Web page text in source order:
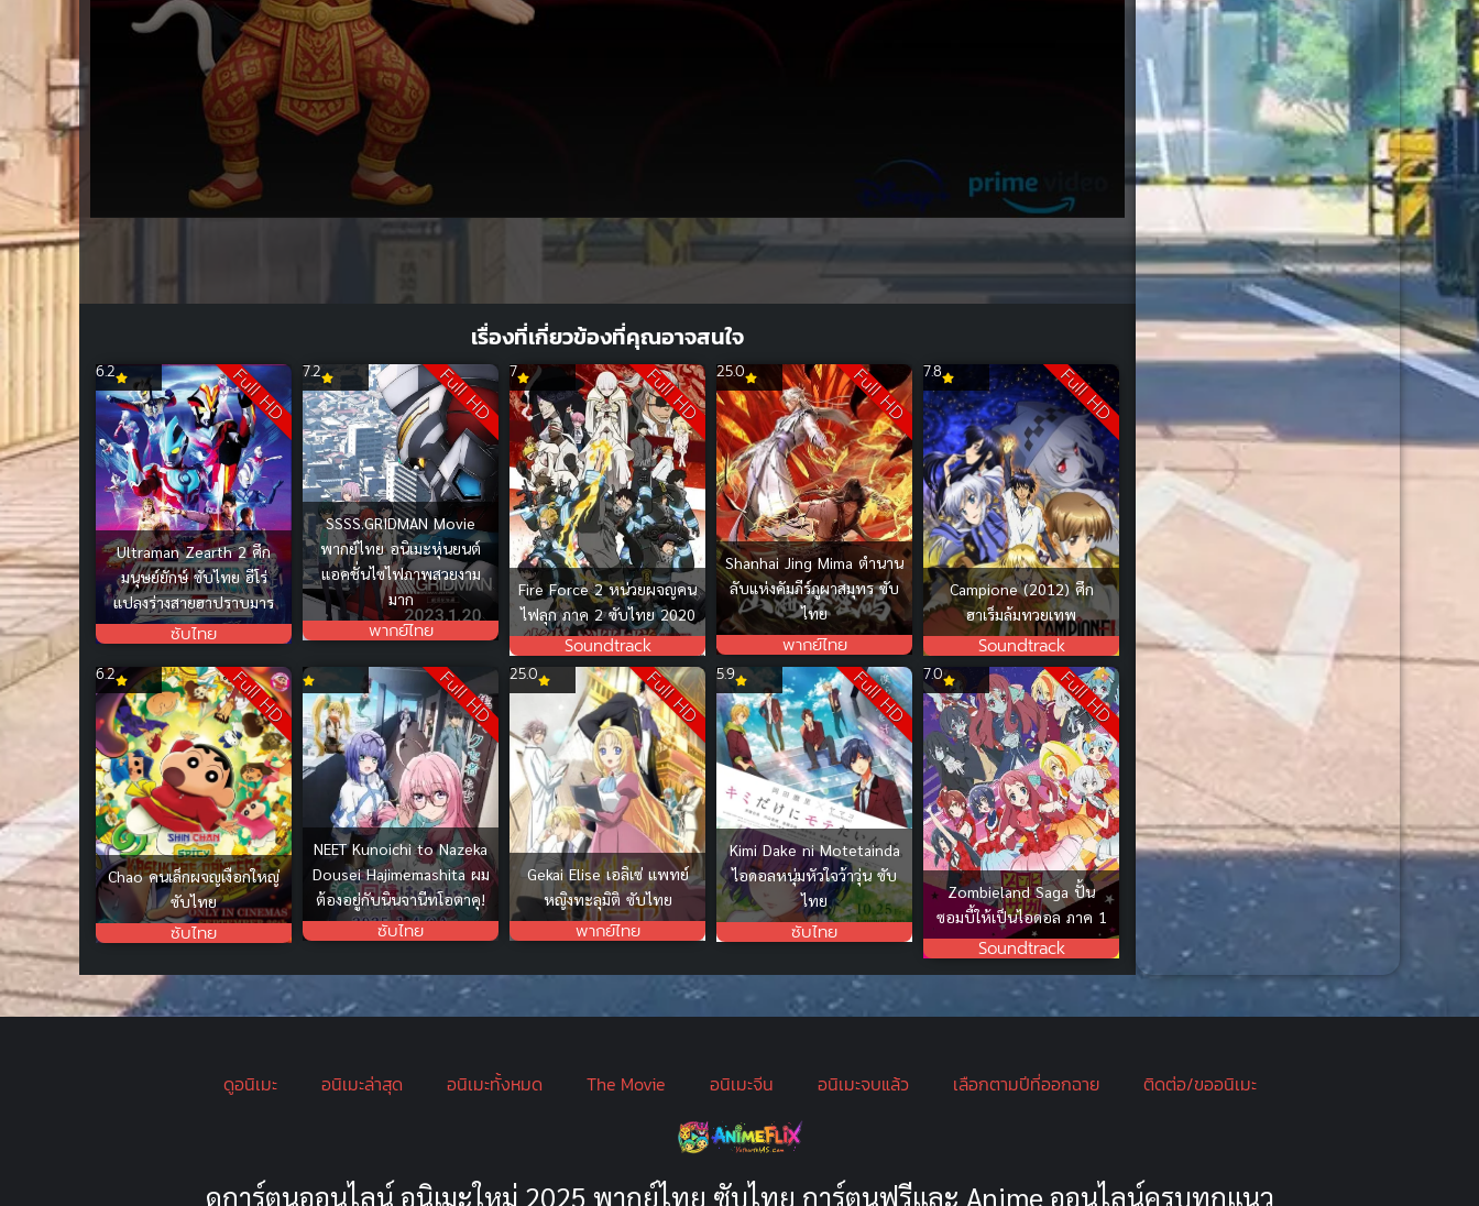
เรื่องที่เกี่ยวข้องที่คุณอาจสนใจ
Full HD
Ultraman Zearth 2 ศึก
มนุษย์ยักษ์ ซับไทย ฮีโร่
แปลงร่างสายฮาปราบมาร
ซับไทย
6.2 Full HD
SSSS.GRIDMAN Movie
พากย์ไทย อนิเมะหุ่นยนต์
แอคชั่นไซไฟภาพสวยงาม
มาก
พากย์ไทย
7.2 Full HD
Fire Force 2 หน่วยผจญคน
ไฟลุก ภาค 2 ซับไทย 2020
Soundtrack
7 Full HD
Shanhai Jing Mima ตำนาน
ลับแห่งคัมภีร์ภูผาสมุทร ซับ
ไทย
พากย์ไทย
25.0 Full HD
Campione (2012) ศึก
ฮาเร็มล้มทวยเทพ
Soundtrack
7.8
Full HD
Chao คนเล็กผจญเงือกใหญ่
ซับไทย
ซับไทย
6.2 Full HD
NEET Kunoichi to Nazeka
Dousei Hajimemashita ผม
ต้องอยู่กับนินจานีทโอตาคุ!
ซับไทย
Full HD
Gekai Elise เอลิเซ่ แพทย์
หญิงทะลุมิติ ซับไทย
พากย์ไทย
25.0 Full HD
Kimi Dake ni Motetainda
ไอดอลหนุ่มหัวใจว้าวุ่น ซับ
ไทย
ซับไทย
5.9 Full HD
Zombieland Saga ปั้น
ซอมบี้ให้เป็นไอดอล ภาค 1
Soundtrack
7.0
Censored (เซ็นเซอร์)(19)
CG Animation (2)
Childhood(1)
Comedy (ตลก)(349)
Comedy ตลก(85)
Comic Book การ์ตูน(1)
Coming of Age(2)
Coming-of-Age
Coming-of-Age ก้าวผ่านวัย
(6)
(1)
Creampie (หลั่งใน)
Crime
Cross-over
Cultivation(32)
Cyberpunk
Dark Comedy (1)
Dark Fantasy (33)
ดูอนิเมะ อนิเมะล่าสุด อนิเมะทั้งหมด The Movie อนิเมะจีน อนิเมะจบแล้ว เลือกตามปีที่ออกฉาย ติดต่อ/ขออนิเมะ
ดูการ์ตูนออนไลน์ อนิเมะใหม่ 2025 พากย์ไทย ซับไทย การ์ตูนฟรีและ Anime ออนไลน์ครบทุกแนว